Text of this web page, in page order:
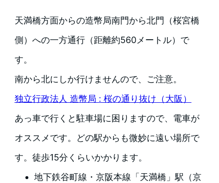
天満橋方面からの造幣局南門から北門（桜宮橋
側）への一方通行（距離約560メートル）で
す。
南から北にしか行けませんので、ご注意。
独立行政法人 造幣局 : 桜の通り抜け（大阪）
あっ車で行くと駐車場に困りますので、電車が
オススメです。どの駅からも微妙に遠い場所で
す。徒歩15分くらいかかります。
地下鉄谷町線・京阪本線「天満橋」駅（京